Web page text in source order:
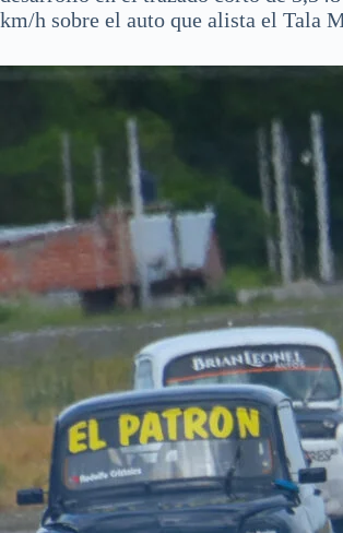
km/h sobre el auto que alista el Tala